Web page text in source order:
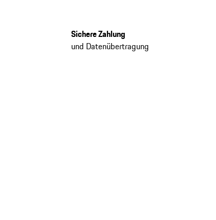
Sichere Zahlung
und Datenübertragung